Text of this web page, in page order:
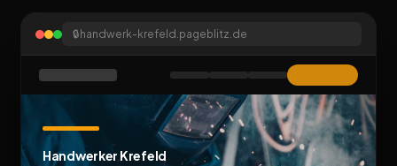
🔒 handwerk-krefeld.pageblitz.de
Handwerker Krefeld